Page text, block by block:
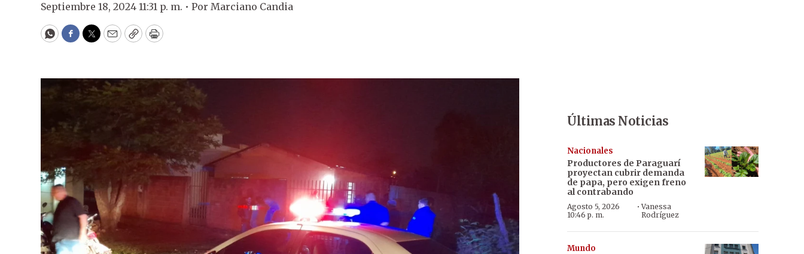
Septiembre 18, 2024 11:31 p. m. • Por Marciano Candia
WhatsApp
Facebook
Twitter
EmailCopyPrint
Últimas Noticias
Nacionales
Productores de Paraguarí
proyectan cubrir demanda
de papa, pero exigen freno
al contrabando
Agosto 5, 2026
10:46 p. m.
·Vanessa
Rodríguez
Mundo